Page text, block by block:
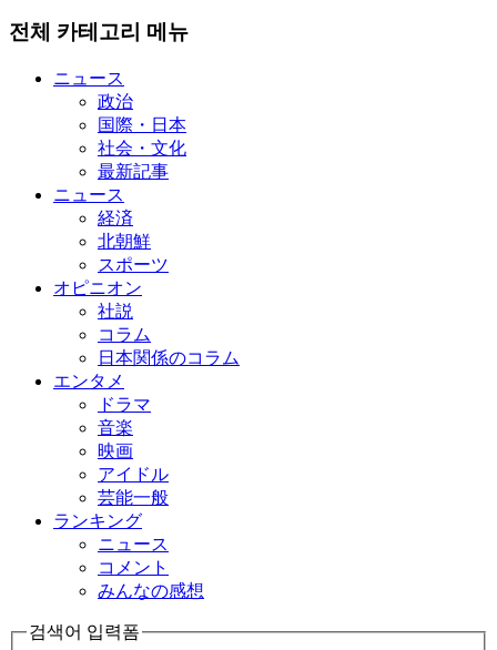
전체 카테고리 메뉴
ニュース
政治
国際・日本
社会・文化
最新記事
ニュース
経済
北朝鮮
スポーツ
オピニオン
社説
コラム
日本関係のコラム
エンタメ
ドラマ
音楽
映画
アイドル
芸能一般
ランキング
ニュース
コメント
みんなの感想
검색어 입력폼